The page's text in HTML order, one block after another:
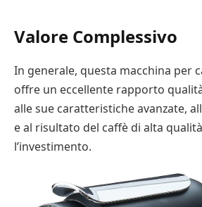
Valore Complessivo
In generale, questa macchina per
offre un eccellente rapporto
alle sue caratteristiche avanzate,
e al risultato del caffè di alta
l’investimento.